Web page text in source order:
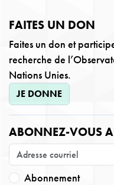
FAITES UN DON
Faites un don et
recherche de
Nations Unies.
JE DONNE
ABONNEZ-VOUS
Abonnement